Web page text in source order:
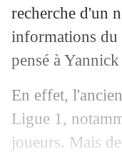
recherche d'un
informations du
pensé à
En effet,
Ligue 1,
joueurs. Mais